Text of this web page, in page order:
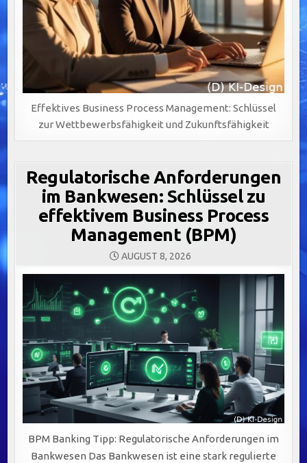
Effektives Business Process Management: Schlüssel
zur Wettbewerbsfähigkeit und Zukunftsfähigkeit
Regulatorische Anforderungen
im Bankwesen: Schlüssel zu
effektivem Business Process
Management (BPM)
AUGUST 8, 2026
BPM Banking Tipp: Regulatorische Anforderungen im
Bankwesen Das Bankwesen ist eine stark regulierte